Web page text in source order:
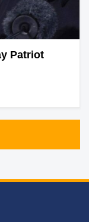
Patriot